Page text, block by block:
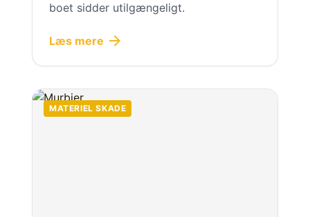
boet sidder utilgængeligt.
Læs mere arrow_forward
MATERIEL SKADE